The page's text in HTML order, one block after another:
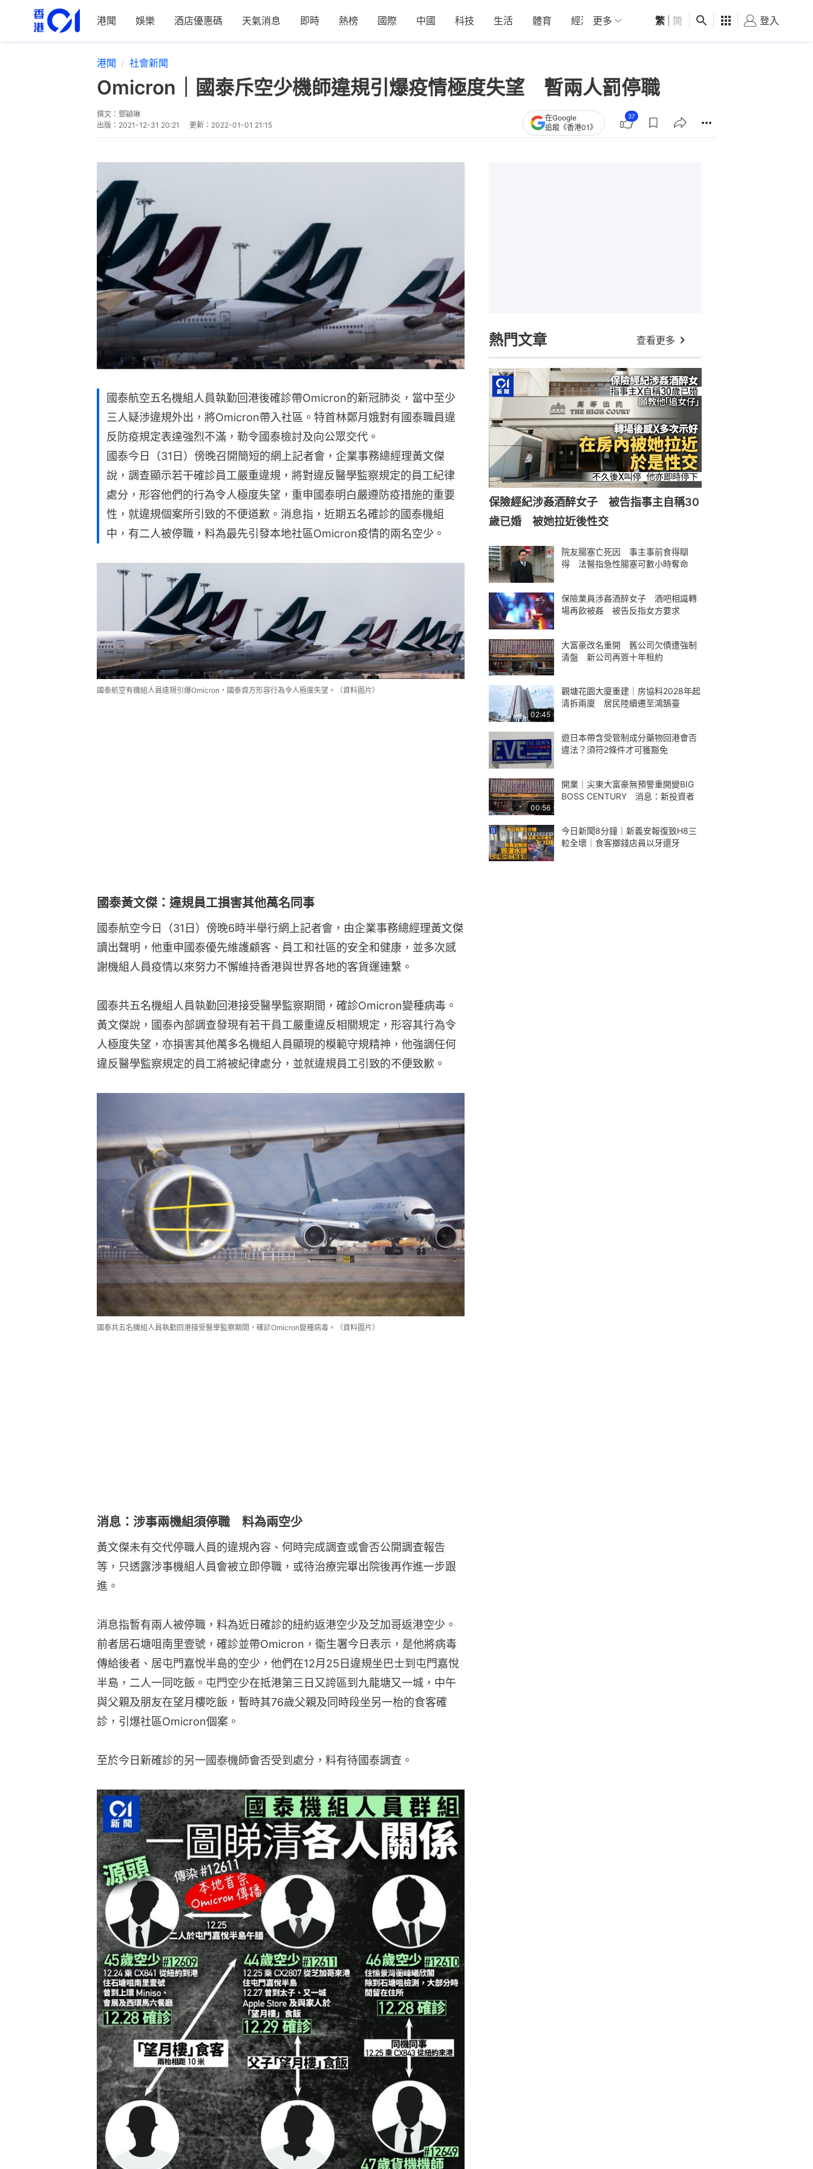
港聞 娛樂 酒店優惠碼 天氣消息 即時 熱榜 國際 中國 科技 生活 體育 經濟 01深圳 觀點 健康 好食玩飛
更多 繁 简 登入
港聞 社會新聞
Omicron｜國泰斥空少機師違規引爆疫情極度失望 暫兩人罰停職
撰文： 鄧穎琳
出版： 2021-12-31 20:21 更新： 2022-01-01 21:15
在Google
追蹤《香港01》
37
國泰航空五名機組人員執勤回港後確診帶Omicron的新冠肺炎，當中至少
三人疑涉違規外出，將Omicron帶入社區。特首林鄭月娥對有國泰職員違
反防疫規定表達強烈不滿，勒令國泰檢討及向公眾交代。
國泰今日（31日）傍晚召開簡短的網上記者會，企業事務總經理黃文傑
說，調查顯示若干確診員工嚴重違規，將對違反醫學監察規定的員工紀律
處分，形容他們的行為令人極度失望，重申國泰明白嚴遵防疫措施的重要
性，就違規個案所引致的不便道歉。消息指，近期五名確診的國泰機組
中，有二人被停職，料為最先引發本地社區Omicron疫情的兩名空少。
國泰航空有機組人員違規引爆Omicron，國泰資方形容行為令人極度失望。（資料圖片）
國泰黃文傑：違規員工損害其他萬名同事
國泰航空今日（31日）傍晚6時半舉行網上記者會，由企業事務總經理黃文傑
讀出聲明，他重申國泰優先維護顧客、員工和社區的安全和健康，並多次感
謝機組人員疫情以來努力不懈維持香港與世界各地的客貨運連繫。
國泰共五名機組人員執勤回港接受醫學監察期間，確診Omicron變種病毒。
黃文傑說，國泰內部調查發現有若干員工嚴重違反相關規定，形容其行為令
人極度失望，亦損害其他萬多名機組人員顯現的模範守規精神，他強調任何
違反醫學監察規定的員工將被紀律處分，並就違規員工引致的不便致歉。
國泰共五名機組人員執勤回港接受醫學監察期間，確診Omicron變種病毒。（資料圖片）
消息：涉事兩機組須停職 料為兩空少
黃文傑未有交代停職人員的違規內容、何時完成調查或會否公開調查報告
等，只透露涉事機組人員會被立即停職，或待治療完畢出院後再作進一步跟
進。
消息指暫有兩人被停職，料為近日確診的紐約返港空少及芝加哥返港空少。
前者居石塘咀南里壹號，確診並帶Omicron，衞生署今日表示，是他將病毒
傳給後者、居屯門嘉悅半島的空少，他們在12月25日違規坐巴士到屯門嘉悅
半島，二人一同吃飯。屯門空少在抵港第三日又誇區到九龍塘又一城，中午
與父親及朋友在望月樓吃飯，暫時其76歲父親及同時段坐另一枱的食客確
診，引爆社區Omicron個案。
至於今日新確診的另一國泰機師會否受到處分，料有待國泰調查。
熱門文章 查看更多
保險經紀涉姦酒醉女子 被告指事主自稱30
歲已婚 被她拉近後性交
院友腸塞亡死因 事主事前食得瞓
得 法醫指急性腸塞可數小時奪命
保險業員涉姦酒醉女子 酒吧相識轉
場再飲被姦 被告反指女方要求
大富豪改名重開 舊公司欠債遭強制
清盤 新公司再簽十年租約
02:45
觀塘花園大廈重建｜房協料2028年起
清拆兩廈 居民陸續遷至鴻鵠臺
遊日本帶含受管制成分藥物回港會否
違法？須符2條件才可獲豁免
00:56
開業｜尖東大富豪無預警重開變BIG
BOSS CENTURY 消息：新投資者
今日新聞8分鐘｜新義安報復致H8三
𨋢全壞｜食客擲錢店員以牙還牙